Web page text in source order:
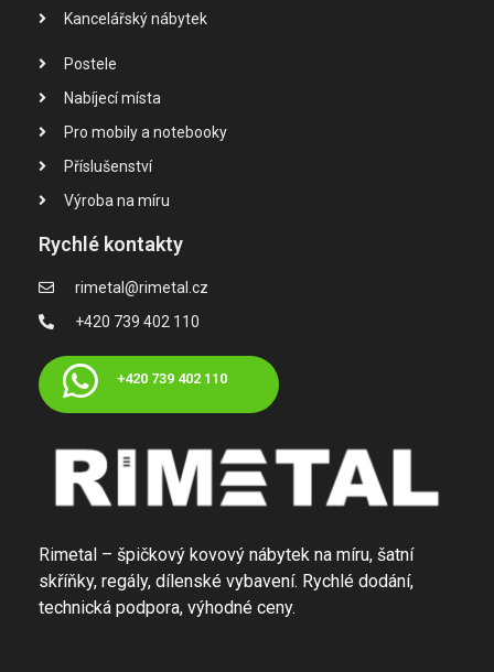
Kancelářský nábytek
Postele
Nabíjecí místa
Pro mobily a notebooky
Příslušenství
Výroba na míru
Rychlé kontakty
rimetal@rimetal.cz
+420 739 402 110
+420 739 402 110
Rimetal – špičkový kovový nábytek na míru, šatní
skříňky, regály, dílenské vybavení. Rychlé dodání,
technická podpora, výhodné ceny.